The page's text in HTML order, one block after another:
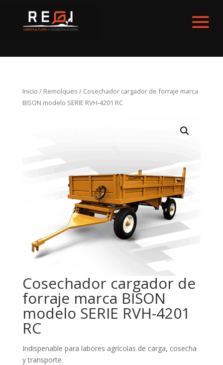
Inicio / Remolques / Cosechador cargador de forraje marca
BISON modelo SERIE RVH-4201 RC
Cosechador cargador de
forraje marca BISON
modelo SERIE RVH-4201
RC
Indispenable para labores agrícolas de carga, cosecha
y transporte.